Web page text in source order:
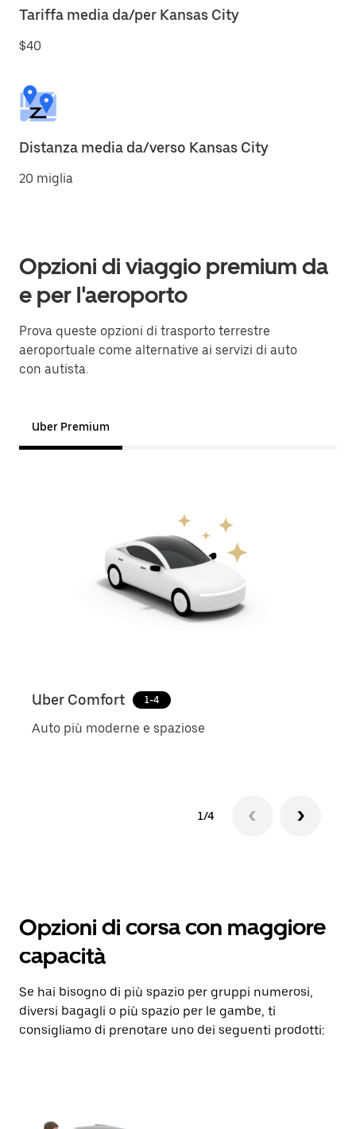
Tariffa media da/per Kansas City
$40
Distanza media da/verso Kansas City
20 miglia
Opzioni di viaggio premium da
e per l'aeroporto
Prova queste opzioni di trasporto terrestre
aeroportuale come alternative ai servizi di auto
con autista.
Uber Premium
Uber Comfort 1-4
Auto più moderne e spaziose
1/4
Opzioni di corsa con maggiore
capacità
Se hai bisogno di più spazio per gruppi numerosi,
diversi bagagli o più spazio per le gambe, ti
consigliamo di prenotare uno dei seguenti prodotti: